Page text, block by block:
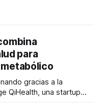
para
gracias a la
QiHealth, una startup